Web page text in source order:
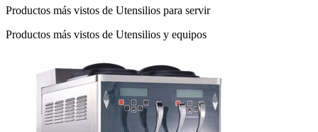
Productos más vistos de Utensilios para servir
Productos más vistos de Utensilios y equipos